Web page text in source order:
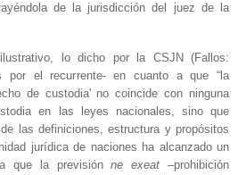
de la jurisdicción del juez de la
lo dicho por la CSJN (Fallos:
por el recurrente- en cuanto a que “la
de custodia' no coincide con ninguna
en las leyes nacionales, sino que
las definiciones, estructura y propósitos
jurídica de naciones ha alcanzado un
a que la previsiónne exeat –prohibición